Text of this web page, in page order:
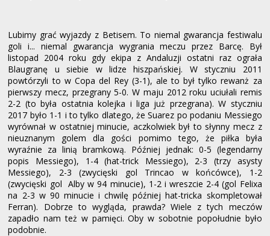
Lubimy grać wyjazdy z Betisem. To niemal gwarancja festiwalu
goli i... niemal gwarancja wygrania meczu przez Barcę. Był
listopad 2004 roku gdy ekipa z Andaluzji ostatni raz ograła
Blaugranę u siebie w lidze hiszpańskiej. W styczniu 2011
powtórzyli to w Copa del Rey (3-1), ale to był tylko rewanż za
pierwszy mecz, przegrany 5-0. W maju 2012 roku uciułali remis
2-2 (to była ostatnia kolejka i liga już przegrana). W styczniu
2017 było 1-1 i to tylko dlatego, że Suarez po podaniu Messiego
wyrównał w ostatniej minucie, aczkolwiek był to słynny mecz z
nieuznanym golem dla gości pomimo tego, że piłka była
wyraźnie za linią bramkową. Później jednak: 0-5 (legendarny
popis Messiego), 1-4 (hat-trick Messiego), 2-3 (trzy asysty
Messiego), 2-3 (zwycięski gol Trincao w końcówce), 1-2
(zwycięski gol Alby w 94 minucie), 1-2 i wreszcie 2-4 (gol Felixa
na 2-3 w 90 minucie i chwilę później hat-tricka skompletował
Ferran). Dobrze to wygląda, prawda? Wiele z tych meczów
zapadło nam też w pamięci. Oby w sobotnie popołudnie było
podobnie.